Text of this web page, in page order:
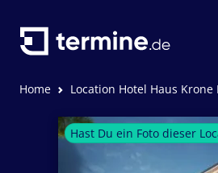
Home Location Hotel Haus Krone
Hast Du ein Foto dieser